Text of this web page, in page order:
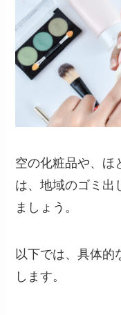
空の化粧品や、ほ
は、地域のゴミ出
ましょう。
以下では、具体的
します。